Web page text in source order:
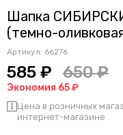
Шапка
(темно-
Артикул: 66276
585 ₽ 650 ₽
Экономия 65 ₽
Цена в розничных
интернет-магазине